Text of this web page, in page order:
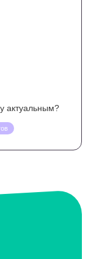
актуальным?